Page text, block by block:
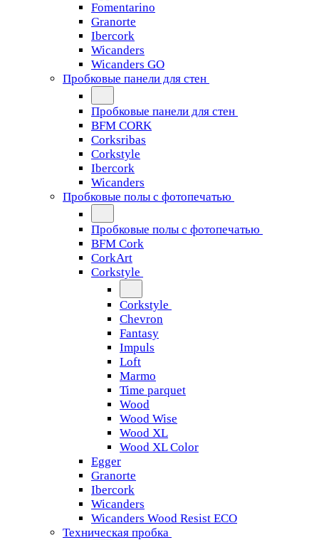
Fomentarino
Granorte
Ibercork
Wicanders
Wicanders GO
Пробковые панели для стен
Пробковые панели для стен
BFM CORK
Corksribas
Corkstyle
Ibercork
Wicanders
Пробковые полы с фотопечатью
Пробковые полы с фотопечатью
BFM Cork
CorkArt
Corkstyle
Corkstyle
Chevron
Fantasy
Impuls
Loft
Marmo
Time parquet
Wood
Wood Wise
Wood XL
Wood XL Color
Egger
Granorte
Ibercork
Wicanders
Wicanders Wood Resist ECO
Техническая пробка